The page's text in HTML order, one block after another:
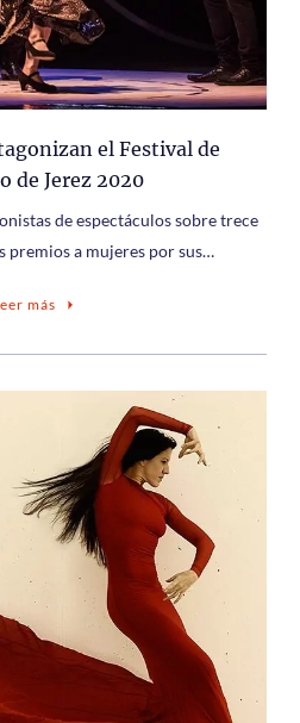
el Festival de
de Jerez 2020
de espectáculos sobre trece
premios a mujeres por sus…
más